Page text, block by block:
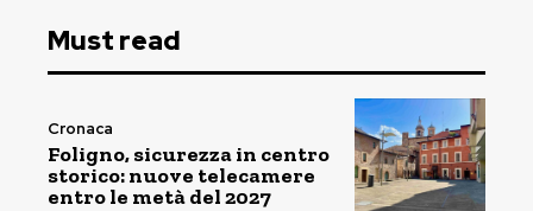
Must read
Cronaca
Foligno, sicurezza in centro
storico: nuove telecamere
entro le metà del 2027